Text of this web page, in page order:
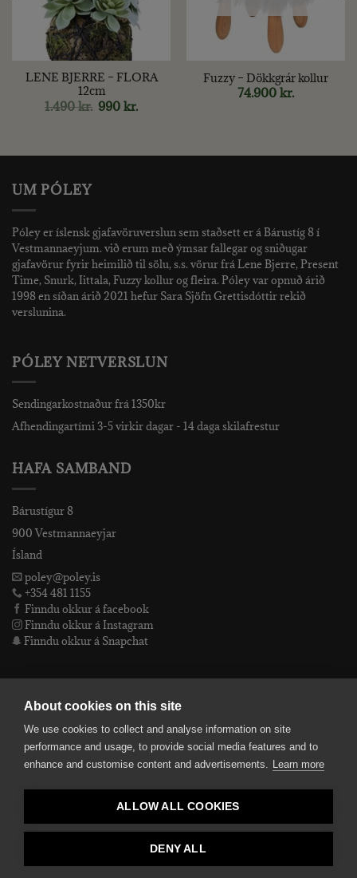
LENE BJERRE – FLORA
12cm
1.490kr. Original
price
990kr.
price
Fuzzy – Dökkgrár kollur
74.900 kr.
UM PÓLEY
Póley er íslensk gjafavöruverslun sem staðsett er á Bárustíg 8 í
Vestmannaeyjum. við erum með ýmsar fallegar og sniðugar
gjafavörur fyrir heimilið til sölu, s.s. vörur frá Lene Bjerre, Present
Time, Snurk, Iittala, Fuzzy kollur og fleira. Póley var opnuð árið
1998 en síðan árið 2021 hefur Sara Sjöfn Grettisdóttir rekið
verslunina.
PÓLEY NETVERSLUN
Sendingarkostnaður frá 1350kr
Afhendingartími 3-5 virkir dagar - 14 daga skilafrestur
HAFA SAMBAND
Bárustígur 8
900 Vestmannaeyjar
Ísland
poley@poley.is
+354 481 1155
Finndu okkur á facebook
Finndu okkur á Instagram
Finndu okkur á Snapchat
Póley ehf
kt: 4905072480
smelltu hér fyrir Lógóið okkar í fullri upplausn
Bankaupplýsingar
reikningsnúmer: 582-26-5848
kennitala: 490507-2480.
About cookies on this site
We use cookies to collect and analyse information on site
performance and usage, to provide social media features and to
enhance and customise content and advertisements. Learn more
ALLOW ALL COOKIES
DENY ALL